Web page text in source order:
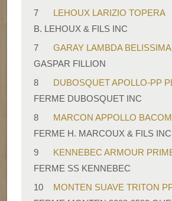
7
LEHOUX LARIZIO TOPERA
B. LEHOUX & FILS INC
7
GARAY LAMBDA BELISSIMA
GASPAR FILLION
8
DUBOSQUET APOLLO-PP
FERME DUBOSQUET INC
8
MARCON APPOLLO
FERME H. MARCOUX & FILS INC
9
KENNEBEC ARMOUR
FERME SS KENNEBEC
10
MONTEN SUAVE TRITON